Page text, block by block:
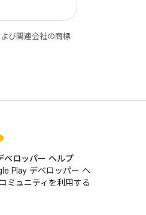
び関連会社の商標
ベロッパー ヘルプ
Play デベロッパー ヘ
ミュニティを利用する